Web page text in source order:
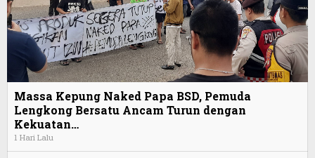
Massa Kepung Naked Papa BSD, Pemuda
Lengkong Bersatu Ancam Turun dengan
Kekuatan…
1 Hari Lalu